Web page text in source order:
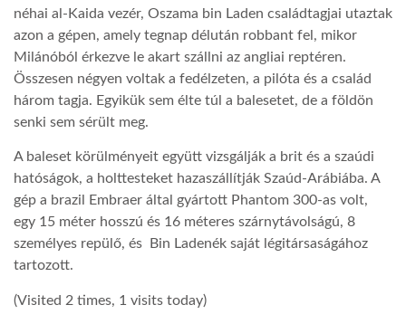
A NAP SZÉPE
LINKTR.EE
DOBRAVERO.HU
LATIMO.HU
néhai al-Kaida vezér, Oszama bin Laden családtagjai utaztak
azon a gépen, amely tegnap délután robbant fel, mikor
Milánóból érkezve le akart szállni az angliai reptéren.
Összesen négyen voltak a fedélzeten, a pilóta és a család
három tagja. Egyikük sem élte túl a balesetet, de a földön
senki sem sérült meg.
A baleset körülményeit együtt vizsgálják a brit és a szaúdi
hatóságok, a holttesteket hazaszállítják Szaúd-Arábiába. A
gép a brazil Embraer által gyártott Phantom 300-as volt,
egy 15 méter hosszú és 16 méteres szárnytávolságú, 8
személyes repülő, és Bin Ladenék saját légitársaságához
tartozott.
(Visited 2 times, 1 visits today)